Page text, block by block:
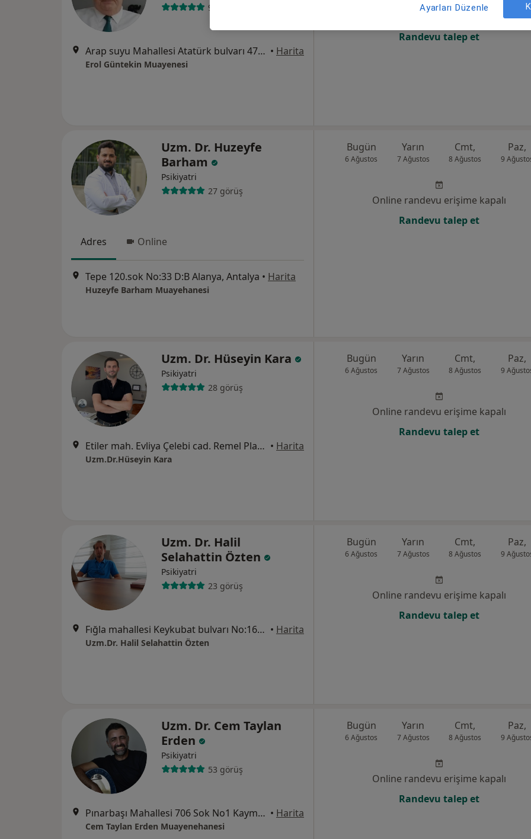
9 görüş
Arap suyu Mahallesi Atatürk bulvarı 47/C, Antalya • Harita
Erol Güntekin Muayenesi
Online randevu erişime kapalı
Randevu talep et
Uzm. Dr. Huzeyfe
Barham
Psikiyatri
27 görüş
Adres Online
Tepe 120.sok No:33 D:B Alanya, Antalya • Harita
Huzeyfe Barham Muayehanesi
Bugün
6 Ağustos
Yarın
7 Ağustos
Cmt,
8 Ağustos
Paz,
9
Online randevu erişime kapalı
Randevu talep et
Uzm. Dr. Hüseyin Kara
Psikiyatri
28 görüş
Etiler mah. Evliya Çelebi cad. Remel Plaza no:23/204, Antalya • Harita
Uzm.Dr.Hüseyin Kara
Bugün
6 Ağustos
Yarın
7 Ağustos
Cmt,
8 Ağustos
Paz,
9
Online randevu erişime kapalı
Randevu talep et
Uzm. Dr. Halil
Selahattin Özten
Psikiyatri
23 görüş
Fığla mahallesi Keykubat bulvarı No:165 Kat:2 Daire:6 Alanya, Antalya • Harita
Uzm.Dr. Halil Selahattin Özten
Bugün
6 Ağustos
Yarın
7 Ağustos
Cmt,
8 Ağustos
Paz,
9
Online randevu erişime kapalı
Randevu talep et
Uzm. Dr. Cem Taylan
Erden
Psikiyatri
53 görüş
Pınarbaşı Mahallesi 706 Sok No1 Kaymaz Apt Kat 4 Daire 8, Antalya • Harita
Cem Taylan Erden Muayenehanesi
Bugün
6 Ağustos
Yarın
7 Ağustos
Cmt,
8 Ağustos
Paz,
9
Online randevu erişime kapalı
Randevu talep et
Ayarları Düzenle